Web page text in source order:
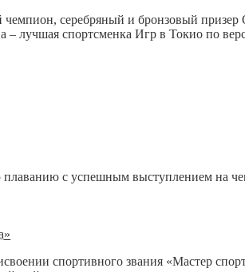
серебряный и бронзовый
– лучшая спортсменка Игр в Токио по
с успешным выступлением на
спортивного звания «Мастер